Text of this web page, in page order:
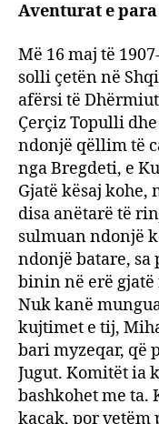
Aventurat e para
Më 16 maj të
solli çetën në
afërsi të
Çerçiz Topulli
ndonjë qëllim të
nga Bregdeti, e
Gjatë kësaj kohe,
disa anëtarë të
sulmuan ndonjë
ndonjë batare, sa
binin në erë
Nuk kanë
kujtimet e tij,
bari myzeqar, që
Jugut. Komitët ia
bashkohet me ta.
kaçak, por vetëm